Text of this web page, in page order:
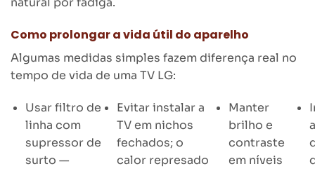
Como prolongar a vida útil do aparelho
Algumas medidas simples fazem diferença real no
tempo de vida de uma TV LG:
Usar filtro de
linha com
supressor de
surto —
Evitar instalar a
TV em nichos
fechados; o
calor represado
Manter
brilho e
contraste
em níveis